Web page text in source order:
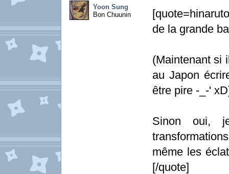
Yoon Sung
Bon Chuunin
de la grande
(Maintenant si
au Japon
être pire -_-'
Sinon oui,
même les
[/quote]